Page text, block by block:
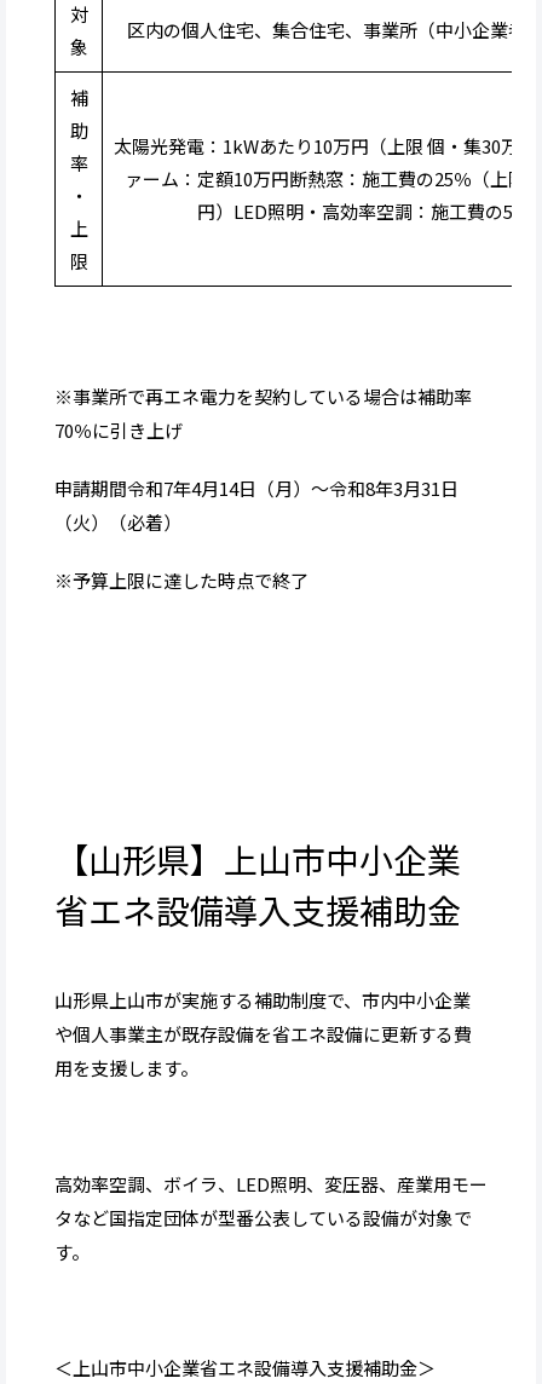
対
象
区内の個人住宅、集合住宅、事業所（中小企業者
補
助
率
・
上
限
太陽光発電：1kWあたり10万円（上限 個・集30万
ァーム：定額10万円断熱窓：施工費の25％（上限
円）LED照明・高効率空調：施工費の50
※事業所で再エネ電力を契約している場合は補助率
70％に引き上げ
申請期間令和7年4月14日（月）〜令和8年3月31日
（火）（必着）
※予算上限に達した時点で終了
【山形県】上山市中小企業
省エネ設備導入支援補助金
山形県上山市が実施する補助制度で、市内中小企業
や個人事業主が既存設備を省エネ設備に更新する費
用を支援します。
高効率空調、ボイラ、LED照明、変圧器、産業用モー
タなど国指定団体が型番公表している設備が対象で
す。
＜上山市中小企業省エネ設備導入支援補助金＞